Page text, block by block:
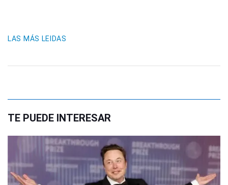
LAS MÁS LEIDAS
TE PUEDE INTERESAR